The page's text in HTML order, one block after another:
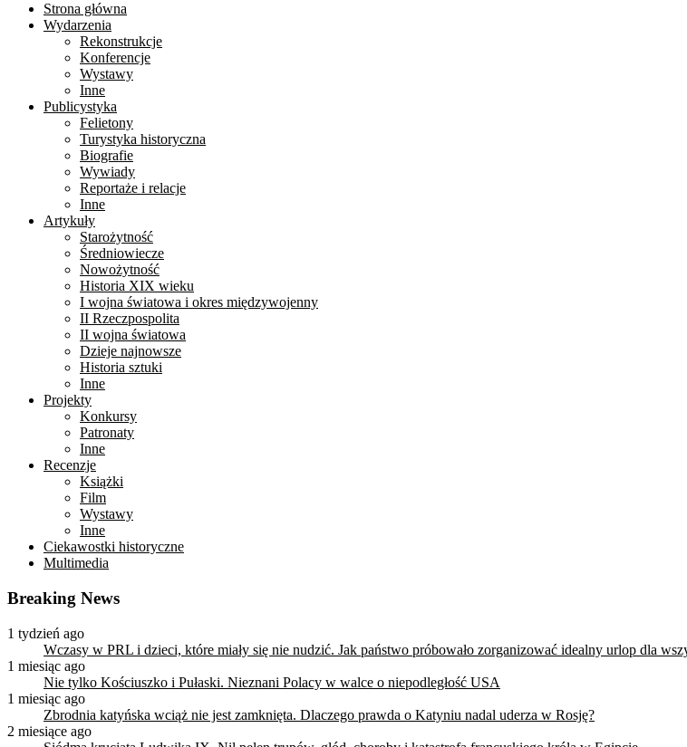
Strona główna
Wydarzenia
Rekonstrukcje
Konferencje
Wystawy
Inne
Publicystyka
Felietony
Turystyka historyczna
Biografie
Wywiady
Reportaże i relacje
Inne
Artykuły
Starożytność
Średniowiecze
Nowożytność
Historia XIX wieku
I wojna światowa i okres międzywojenny
II Rzeczpospolita
II wojna światowa
Dzieje najnowsze
Historia sztuki
Inne
Projekty
Konkursy
Patronaty
Inne
Recenzje
Książki
Film
Wystawy
Inne
Ciekawostki historyczne
Multimedia
Breaking News
1 tydzień ago
Wczasy w PRL i dzieci, które miały się nie nudzić. Jak państwo próbowało zorganizować idealny urlop dla
1 miesiąc ago
Nie tylko Kościuszko i Pułaski. Nieznani Polacy w walce o niepodległość USA
1 miesiąc ago
Zbrodnia katyńska wciąż nie jest zamknięta. Dlaczego prawda o Katyniu nadal uderza w Rosję?
2 miesiące ago